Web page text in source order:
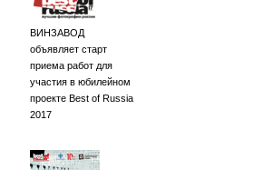
ВИНЗАВОД
объявляет старт
приема работ для
участия в юбилейном
проекте Best of Russia
2017